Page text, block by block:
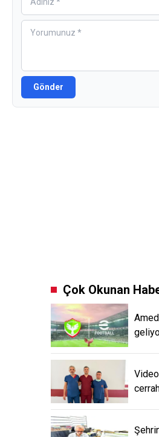
Gönder
Çok Okunan